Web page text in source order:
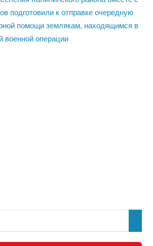
подготовили к отправке очередную
помощи землякам, находящимся в
военной операции